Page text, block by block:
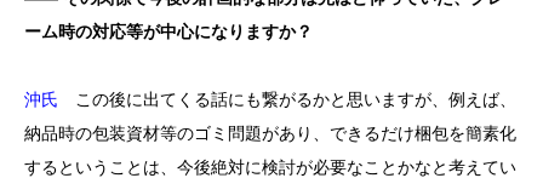
ーム時の対応等が中心になりますか？
沖氏 この後に出てくる話にも繋がるかと思いますが、例えば、
納品時の包装資材等のゴミ問題があり、できるだけ梱包を簡素化
するということは、今後絶対に検討が必要なことかなと考えてい